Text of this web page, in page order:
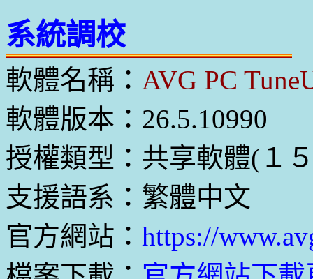
系統調校
軟體名稱： AVG PC
軟體版本：26.5.10990
授權類型：共享軟體(１
支援語系：繁體中文
官方網站： https://